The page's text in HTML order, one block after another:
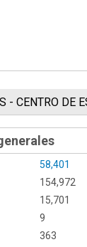
- CENTRO DE
58,401
154,972
15,701
9
363